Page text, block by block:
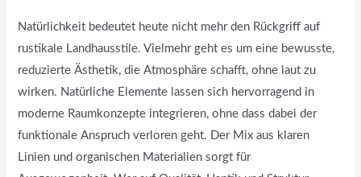
Natürlichkeit bedeutet heute nicht mehr den Rückgriff auf
rustikale Landhausstile. Vielmehr geht es um eine bewusste,
reduzierte Ästhetik, die Atmosphäre schafft, ohne laut zu
wirken. Natürliche Elemente lassen sich hervorragend in
moderne Raumkonzepte integrieren, ohne dass dabei der
funktionale Anspruch verloren geht. Der Mix aus klaren
Linien und organischen Materialien sorgt für